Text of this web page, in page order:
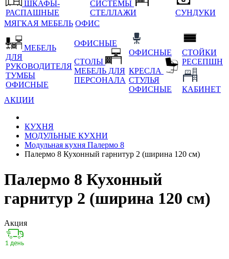
ШКАФЫ-
РАСПАШНЫЕ
СИСТЕМЫ
СТЕЛЛАЖИ
СУНДУКИ
МЯГКАЯ МЕБЕЛЬ ОФИС
МЕБЕЛЬ
ДЛЯ
РУКОВОДИТЕЛЯ
ТУМБЫ
ОФИСНЫЕ
ОФИСНЫЕ
СТОЛЫ
МЕБЕЛЬ ДЛЯ
ПЕРСОНАЛА
ОФИСНЫЕ
КРЕСЛА
СТУЛЬЯ
ОФИСНЫЕ
СТОЙКИ
РЕСЕПШН
КАБИНЕТ
АКЦИИ
КУХНЯ
МОДУЛЬНЫЕ КУХНИ
Модульная кухня Палермо 8
Палермо 8 Кухонный гарнитур 2 (ширина 120 см)
Палермо 8 Кухонный
гарнитур 2 (ширина 120 см)
Акция